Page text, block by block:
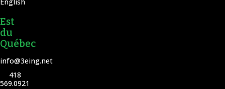
Est
du
Québec
info@3eing.net
418
569.0921